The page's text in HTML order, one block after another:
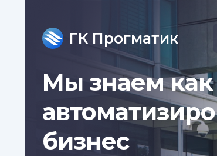
ГК Прогматик
Мы знаем как
бизнес